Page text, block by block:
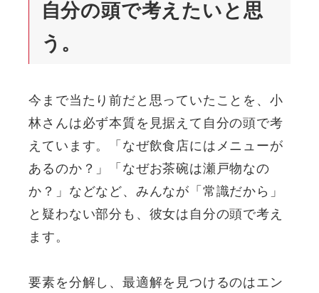
自分の頭で考えたいと思
う。
今まで当たり前だと思っていたことを、小
林さんは必ず本質を見据えて自分の頭で考
えています。「なぜ飲食店にはメニューが
あるのか？」「なぜお茶碗は瀬戸物なの
か？」などなど、みんなが「常識だから」
と疑わない部分も、彼女は自分の頭で考え
ます。
要素を分解し、最適解を見つけるのはエン